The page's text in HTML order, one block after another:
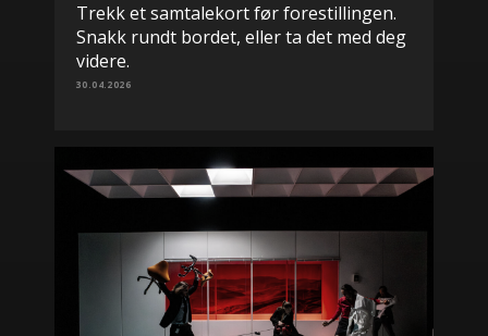
Trekk et samtalekort før forestillingen.
Snakk rundt bordet, eller ta det med deg
videre.
30.04.2026